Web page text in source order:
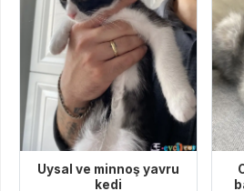
Uysal ve minnoş yavru
kedi